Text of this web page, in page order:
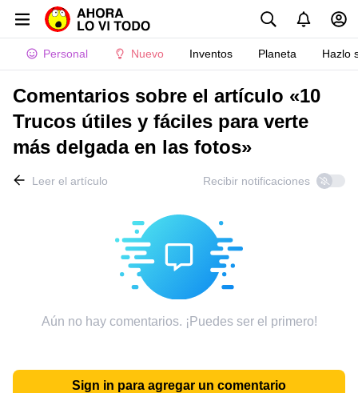
Personal Nuevo Inventos Planeta Hazlo
Comentarios sobre el artículo «10
Trucos útiles y fáciles para verte
más delgada en las fotos»
Leer el artículo Recibir notificaciones
Aún no hay comentarios. ¡Puedes ser el primero!
Sign in para agregar un comentario